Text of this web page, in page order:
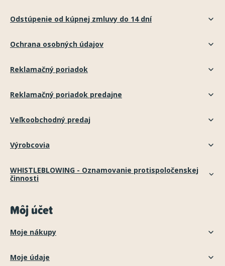
Odstúpenie od kúpnej zmluvy do 14 dní
Ochrana osobných údajov
Reklamačný poriadok
Reklamačný poriadok predajne
Veľkoobchodný predaj
Výrobcovia
WHISTLEBLOWING - Oznamovanie protispoločenskej
činnosti
Môj účet
Moje nákupy
Moje údaje